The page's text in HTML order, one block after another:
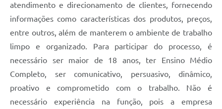
atendimento e direcionamento de clientes, fornecendo
informações como características dos produtos, preços,
entre outros, além de manterem o ambiente de trabalho
limpo e organizado. Para participar do processo, é
necessário ser maior de 18 anos, ter Ensino Médio
Completo, ser comunicativo, persuasivo, dinâmico,
proativo e comprometido com o trabalho. Não é
necessário experiência na função, pois a empresa